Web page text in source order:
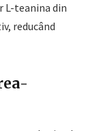
L-teanina din
reducând